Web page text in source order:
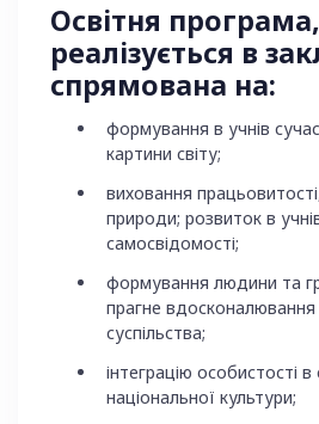
Освітня
реалізується в
спрямована на:
формування в учнів
картини світу;
виховання
природи; розвиток в
самосвідомості;
формування людини та
прагне
суспільства;
інтеграцію особистості
національної культури;